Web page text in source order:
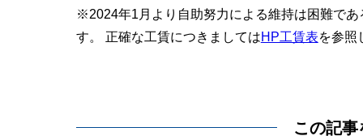
※2024年1月より自助努力による維持は困難で
す。 正確な工賃につきましてはHP工賃表を参照
この記